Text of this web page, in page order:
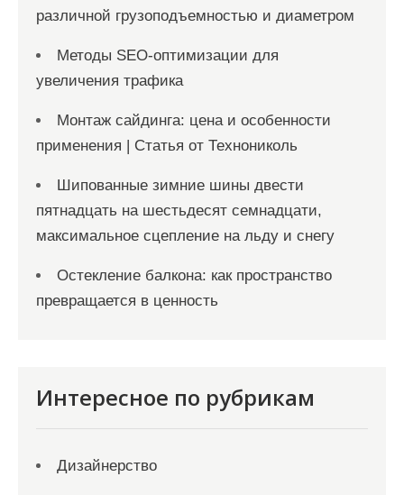
различной грузоподъемностью и диаметром
Методы SEO-оптимизации для
увеличения трафика
Монтаж сайдинга: цена и особенности
применения | Статья от Технониколь
Шипованные зимние шины двести
пятнадцать на шестьдесят семнадцати,
максимальное сцепление на льду и снегу
Остекление балкона: как пространство
превращается в ценность
Интересное по рубрикам
Дизайнерство